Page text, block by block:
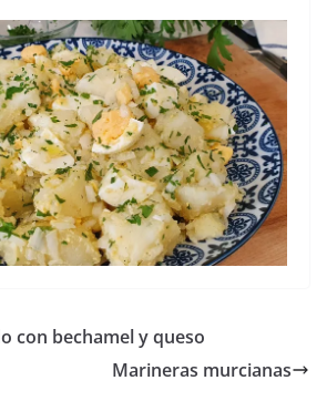
con bechamel y queso
Marineras murcianas